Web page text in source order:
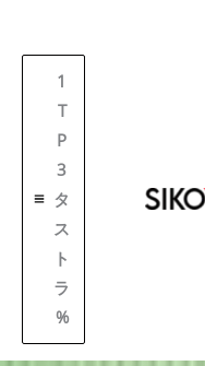
1
T
P
3
タ
ス
ト
ラ
%